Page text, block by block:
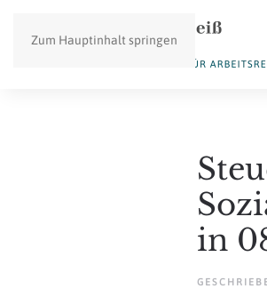
Zum Hauptinhalt springen
in